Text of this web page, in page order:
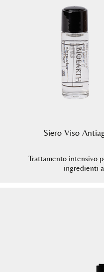
Siero Viso
Trattamento intensivo
ingredienti